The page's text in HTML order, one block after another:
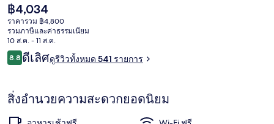
โฮ
สเทล
สถานีกาย-คอนคอร์เดีย และ 10 นาทีถึง สถานีโบนาวองทูร์
ราคา
ปัจจุบัน
฿4,034
฿4,034
ราคารวม ฿4,800
รวมภาษีและค่าธรรมเนียม
10 ส.ค. - 11 ส.ค.
รีวิว
8.88.8 จาก 10
ดีเลิศดูรีวิวทั้งหมด 541 รายการ
สิ่งอำนวยความสะดวกยอดนิยม